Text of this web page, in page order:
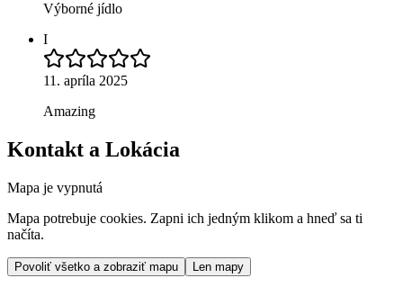
Výborné jídlo
I
11. apríla 2025
Amazing
Kontakt a Lokácia
Mapa je vypnutá
Mapa potrebuje cookies. Zapni ich jedným klikom a hneď sa ti
načíta.
Povoliť všetko a zobraziť mapu Len mapy